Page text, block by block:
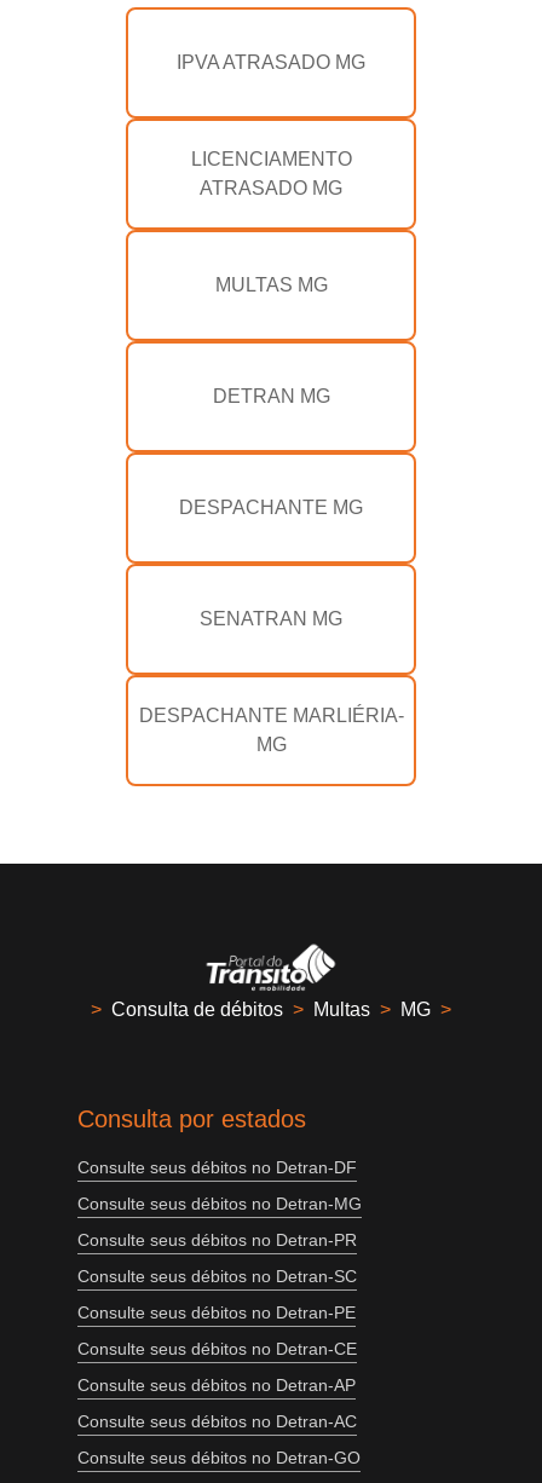
IPVA ATRASADO MG
LICENCIAMENTO
ATRASADO MG
MULTAS MG
DETRAN MG
DESPACHANTE MG
SENATRAN MG
DESPACHANTE MARLIÉRIA-
MG
> Consulta de débitos > Multas > MG >
Consulta por estados
Consulte seus débitos no Detran-DF
Consulte seus débitos no Detran-MG
Consulte seus débitos no Detran-PR
Consulte seus débitos no Detran-SC
Consulte seus débitos no Detran-PE
Consulte seus débitos no Detran-CE
Consulte seus débitos no Detran-AP
Consulte seus débitos no Detran-AC
Consulte seus débitos no Detran-GO